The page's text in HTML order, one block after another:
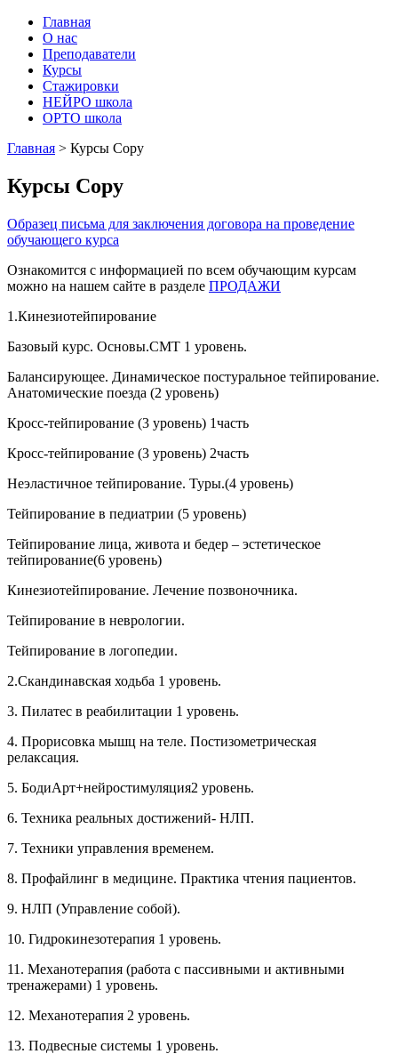
Главная
О нас
Преподаватели
Курсы
Стажировки
НЕЙРО школа
ОРТО школа
Главная > Курсы Copy
Курсы Copy
Образец письма для заключения договора на проведение
обучающего курса
Ознакомится с информацией по всем обучающим курсам
можно на нашем сайте в разделе ПРОДАЖИ
1.Кинезиотейпирование
Базовый курс. Основы.СМТ 1 уровень.
Балансирующее. Динамическое постуральное тейпирование.
Анатомические поезда (2 уровень)
Кросс-тейпирование (3 уровень) 1часть
Кросс-тейпирование (3 уровень) 2часть
Неэластичное тейпирование. Туры.(4 уровень)
Тейпирование в педиатрии (5 уровень)
Тейпирование лица, живота и бедер – эстетическое
тейпирование(6 уровень)
Кинезиотейпирование. Лечение позвоночника.
Тейпирование в неврологии.
Тейпирование в логопедии.
2.Скандинавская ходьба 1 уровень.
3. Пилатес в реабилитации 1 уровень.
4. Прорисовка мышц на теле. Постизометрическая
релаксация.
5. БодиАрт+нейростимуляция2 уровень.
6. Техника реальных достижений- НЛП.
7. Техники управления временем.
8. Профайлинг в медицине. Практика чтения пациентов.
9. НЛП (Управление собой).
10. Гидрокинезотерапия 1 уровень.
11. Механотерапия (работа с пассивными и активными
тренажерами) 1 уровень.
12. Механотерапия 2 уровень.
13. Подвесные системы 1 уровень.